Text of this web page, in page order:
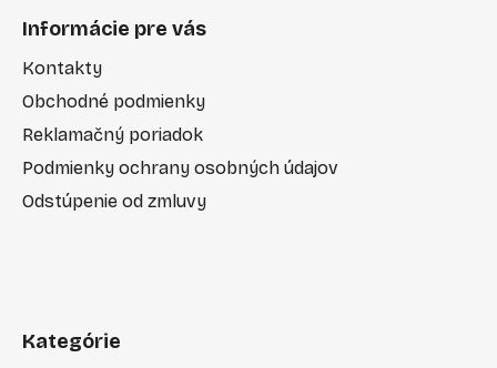
Informácie pre vás
Kontakty
Obchodné podmienky
Reklamačný poriadok
Podmienky ochrany osobných údajov
Odstúpenie od zmluvy
Kategórie